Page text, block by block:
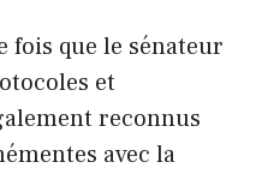
fois que le sénateur
et
reconnus
avec la